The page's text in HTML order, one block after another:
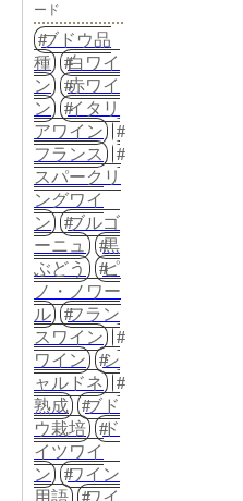
ード
ブドウ品
種
白ワイ
ン
赤ワイ
ン
イタリ
アワイン
フランス
スパークリ
ングワイ
ン
ブルゴ
ーニュ
黒
ぶどう
ピ
ノ・ノワー
ル
フラン
スワイン
ワイン
シ
ャルドネ
熟成
ブド
ウ栽培
ド
イツワイ
ン
ワイン
用語
ワイ